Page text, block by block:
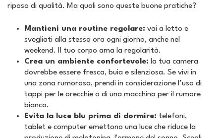
riposo di qualità. Ma quali sono queste buone pratiche?
Mantieni una routine regolare: vai a letto e
svegliati alla stessa ora ogni giorno, anche nel
weekend. Il tuo corpo ama la regolarità.
Crea un ambiente confortevole: la tua camera
dovrebbe essere fresca, buia e silenziosa. Se vivi in
una zona rumorosa, prendi in considerazione l’uso di
tappi per le orecchie o di una macchina per il rumore
bianco.
Evita la luce blu prima di dormire: telefoni,
tablet e computer emettono una luce che riduce la